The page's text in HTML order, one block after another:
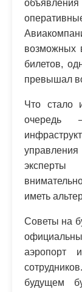
возможных
билетов,
превышал
Что стало
очередь
иметь
Советы на
аэропорт
будущем